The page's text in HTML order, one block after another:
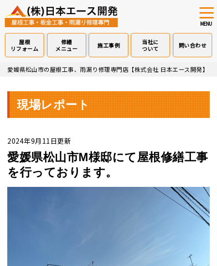
Skip
content
MENU
屋根
リフォーム
修繕
メニュー
施工事例
当社に
ついて
問い合わせ
愛媛県松山市の屋根工事、雨漏り修理専門店【株式会社 日本エース開発】
現場レポート
2024年9月11日更新
愛媛県松山市M様邸にて屋根修繕工事
を行っております。